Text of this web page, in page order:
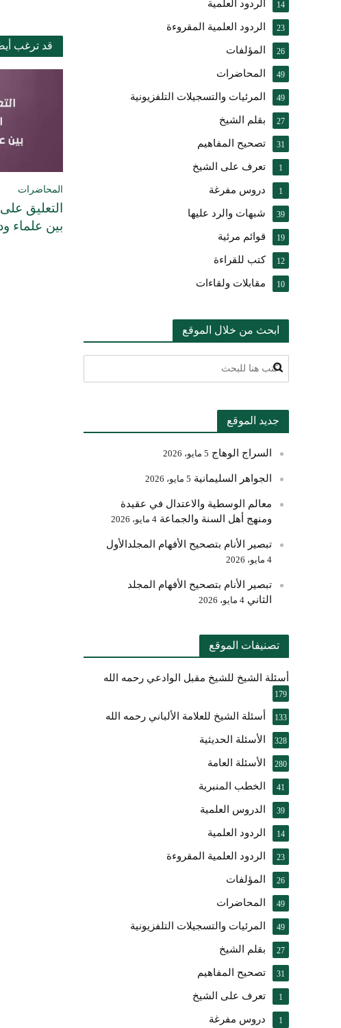
قد ترغب
المحاضرات
التعليق
بين علماء
الردود العلمية 14
الردود العلمية المقروءة 23
المؤلفات 26
المحاضرات 49
المرئيات والتسجيلات التلفزيونية 49
بقلم الشيخ 27
تصحيح المفاهيم 31
تعرف على الشيخ 1
دروس مفرغة 1
شبهات والرد عليها 39
قوائم مرئية 19
كتب للقراءة 12
مقابلات ولقاءات 10
ابحث من خلال الموقع
جديد الموقع
السراج الوهاج 5 مايو، 2026
الجواهر السليمانية 5 مايو، 2026
معالم الوسطية والاعتدال في عقيدة
ومنهج أهل السنة والجماعة 4 مايو، 2026
تبصير الأنام بتصحيح الأفهام المجلدالأول
4 مايو، 2026
تبصير الأنام بتصحيح الأفهام المجلد
الثاني 4 مايو، 2026
تصنيفات الموقع
أسئلة الشيخ للشيخ مقبل الوادعي رحمه الله
179
أسئلة الشيخ للعلامة الألباني رحمه الله 133
الأسئلة الحديثية 328
الأسئلة العامة 280
الخطب المنبرية 41
الدروس العلمية 39
الردود العلمية 14
الردود العلمية المقروءة 23
المؤلفات 26
المحاضرات 49
المرئيات والتسجيلات التلفزيونية 49
بقلم الشيخ 27
تصحيح المفاهيم 31
تعرف على الشيخ 1
دروس مفرغة 1